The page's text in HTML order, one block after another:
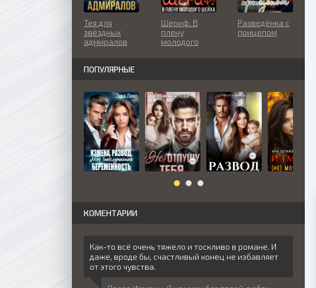
Тея для
звёздных
адмиралов
Шериф. В
плену
молодого
Разведёнка с
прицепом
ПОПУЛЯРНЫЕ
КОМЕНТАРИИ
Как-то всё очень тяжело и тоскливо в романе. И
даже, вроде бы, счастливый конец не избавляет
от этого чувства.